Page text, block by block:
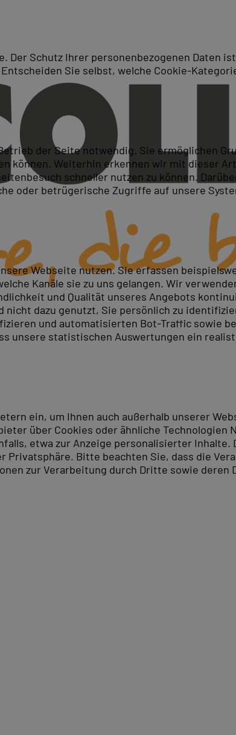
Server 2019 -
verstehen
bewerten
Der Schutz Ihrer personenbezogenen Daten
Sie selbst, welche Cookie-
der Seite notwendig. Sie ermöglichen
können. Weiterhin erkennen wir mit dieser
schneller nutzen zu können.
oder betrügerische Zugriffe auf unsere
Webseite nutzen. Sie erfassen
Kanäle sie zu uns gelangen. Wir
und Qualität unseres Angebots
dazu genutzt, Sie persönlich zu
und automatisierten Bot-Traffic sowie
unsere statistischen Auswertungen ein
ein, um Ihnen auch außerhalb unserer
über Cookies oder ähnliche
etwa zur Anzeige personalisierter
Privatsphäre. Bitte beachten Sie, dass die
zur Verarbeitung durch Dritte sowie